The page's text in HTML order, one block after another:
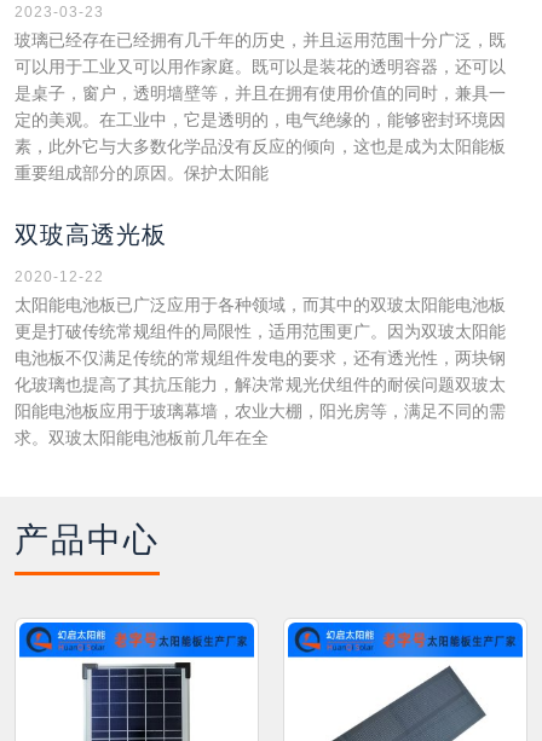
2023-03-23
玻璃已经存在已经拥有几千年的历史，并且运用范围十分广泛，既
可以用于工业又可以用作家庭。既可以是装花的透明容器，还可以
是桌子，窗户，透明墙壁等，并且在拥有使用价值的同时，兼具一
定的美观。在工业中，它是透明的，电气绝缘的，能够密封环境因
素，此外它与大多数化学品没有反应的倾向，这也是成为太阳能板
重要组成部分的原因。保护太阳能
双玻高透光板
2020-12-22
太阳能电池板已广泛应用于各种领域，而其中的双玻太阳能电池板
更是打破传统常规组件的局限性，适用范围更广。因为双玻太阳能
电池板不仅满足传统的常规组件发电的要求，还有透光性，两块钢
化玻璃也提高了其抗压能力，解决常规光伏组件的耐侯问题双玻太
阳能电池板应用于玻璃幕墙，农业大棚，阳光房等，满足不同的需
求。双玻太阳能电池板前几年在全
产品中心